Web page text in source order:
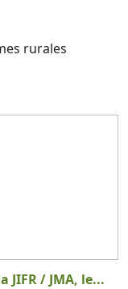
rurales
JIFR / JMA, le...